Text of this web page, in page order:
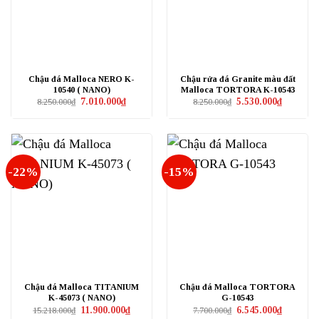
Chậu đá Malloca NERO K-
10540 ( NANO)
8.250.000₫ Giá
7.010.000₫Giá
hiện
Chậu rửa đá Granite màu đất
Malloca TORTORA K-10543
8.250.000₫ Giá
5.530.000₫Giá
hiện
-22%
Chậu đá Malloca TITANIUM
K-45073 ( NANO)
15.218.000₫ Giá
11.900.000₫Giá
-15%
Chậu đá Malloca TORTORA
G-10543
7.700.000₫ Giá
6.545.000₫Giá